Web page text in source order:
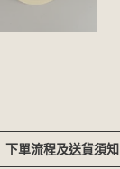
下單流程及送貨須知